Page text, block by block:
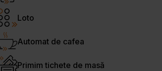
Loto
Automat de cafea
Primim tichete de masă